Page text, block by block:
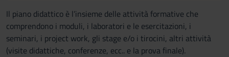
Il piano didattico è l’insieme delle attività formative che
comprendono i moduli, i laboratori e le esercitazioni, i
seminari, i project work, gli stage e/o i tirocini, altri attività
(visite didattiche, conferenze, ecc.. e la prova finale).